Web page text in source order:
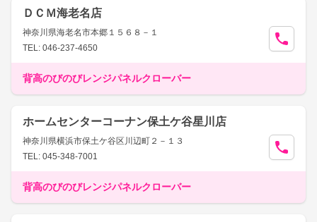
ＤＣＭ海老名店
神奈川県海老名市本郷１５６８－１
TEL: 046-237-4650
背高のびのびレンジパネルクローバー
ホームセンターコーナン保土ケ谷星川店
神奈川県横浜市保土ケ谷区川辺町２－１３
TEL: 045-348-7001
背高のびのびレンジパネルクローバー